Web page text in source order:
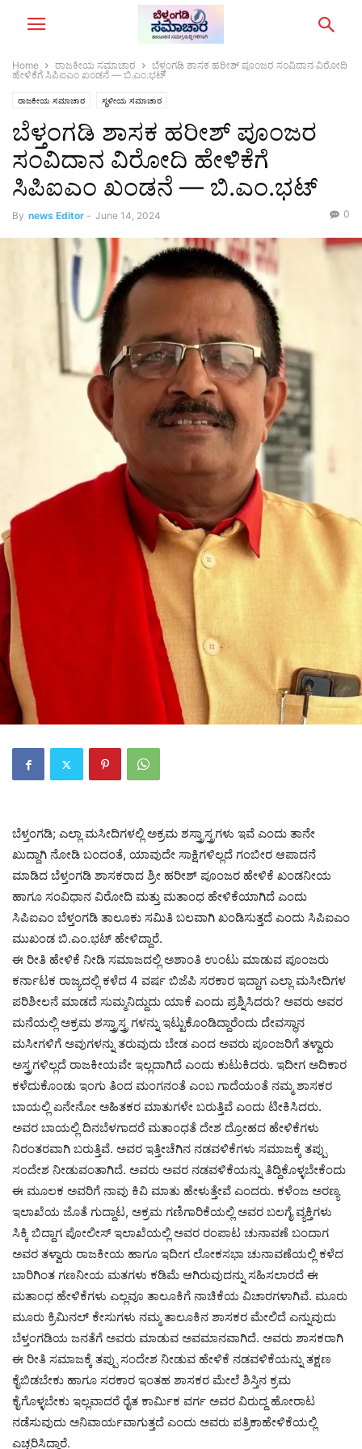
Home ರಾಜಕೀಯ ಸಮಾಚಾರ
ಬೆಳ್ತಂಗಡಿ ಶಾಸಕ ಹರೀಶ್ ಪೂಂಜರ ಸಂವಿದಾನ ವಿರೋದಿ
ಹೇಳಿಕೆಗೆ ಸಿಪಿಐಎಂ ಖಂಡನೆ — ಬಿ.ಎಂ.ಭಟ್
ರಾಜಕೀಯ ಸಮಾಚಾರ ಸ್ಥಳೀಯ ಸಮಾಚಾರ
ಬೆಳ್ತಂಗಡಿ ಶಾಸಕ ಹರೀಶ್ ಪೂಂಜರ
ಸಂವಿದಾನ ವಿರೋದಿ ಹೇಳಿಕೆಗೆ
ಸಿಪಿಐಎಂ ಖಂಡನೆ — ಬಿ.ಎಂ.ಭಟ್
By news Editor - June 14, 2024 0
ಬೆಳ್ತಂಗಡಿ; ಎಲ್ಲಾ ಮಸೀದಿಗಳಲ್ಲಿ ಅಕ್ರಮ ಶಸ್ತ್ರಾಸ್ತ್ರಗಳು ಇವೆ ಎಂದು ತಾನೇ
ಖುದ್ದಾಗಿ ನೋಡಿ ಬಂದಂತೆ, ಯಾವುದೇ ಸಾಕ್ಷಿಗಳಿಲ್ಲದೆ ಗಂಬೀರ ಆಪಾದನೆ
ಮಾಡಿದ ಬೆಳ್ತಂಗಡಿ ಶಾಸಕರಾದ ಶ್ರೀ ಹರೀಶ್ ಪೂಂಜರ ಹೇಳಿಕೆ ಖಂಡನೀಯ
ಹಾಗೂ ಸಂವಿಧಾನ ವಿರೋದಿ ಮತ್ತು ಮತಾಂಧ ಹೇಳಿಕೆಯಾಗಿದೆ ಎಂದು
ಸಿಪಿಐಎಂ ಬೆಳ್ತಂಗಡಿ ತಾಲೂಕು ಸಮಿತಿ ಬಲವಾಗಿ ಖಂಡಿಸುತ್ತದೆ ಎಂದು ಸಿಪಿಐಎಂ
ಮುಖಂಡ ಬಿ.ಎಂ.ಭಟ್ ಹೇಳಿದ್ದಾರೆ.
ಈ ರೀತಿ ಹೇಳಿಕೆ ನೀಡಿ ಸಮಾಜದಲ್ಲಿ ಅಶಾಂತಿ ಉಂಟು ಮಾಡುವ ಪೂಂಜರು
ಕರ್ನಾಟಕ ರಾಜ್ಯದಲ್ಲಿ ಕಳೆದ 4 ವರ್ಷ ಬಿಜೆಪಿ ಸರಕಾರ ಇದ್ದಾಗ ಎಲ್ಲಾ ಮಸೀದಿಗಳ
ಪರಿಶೀಲನೆ ಮಾಡದೆ ಸುಮ್ಮನಿದ್ದುದು ಯಾಕೆ ಎಂದು ಪ್ರಶ್ನಿಸಿದರು? ಅವರು ಅವರ
ಮನೆಯಲ್ಲಿ ಅಕ್ರಮ ಶಸ್ತ್ರಾಸ್ತ್ರ ಗಳನ್ನು ಇಟ್ಟುಕೊಂಡಿದ್ದಾರೆಂದು ದೇವಸ್ಥಾನ
ಮಸೀಗಳಿಗೆ ಅವುಗಳನ್ನು ತರುವುದು ಬೇಡ ಎಂದ ಅವರು ಪೂಂಜರಿಗೆ ತಳ್ವಾರು
ಅಸ್ತ್ರಗಳಿಲ್ಲದೆ ರಾಜಕೀಯವೇ ಇಲ್ಲದಾಗಿದೆ ಎಂದು ಕುಟುಕಿದರು. ಇದೀಗ ಅದಿಕಾರ
ಕಳೆದುಕೊಂಡು ಇಂಗು ತಿಂದ ಮಂಗನಂತೆ ಎಂಬ ಗಾದೆಯಂತೆ ನಮ್ಮ ಶಾಸಕರ
ಬಾಯಲ್ಲಿ ಏನೇನೋ ಅಹಿತಕರ ಮಾತುಗಳೇ ಬರುತ್ತಿವೆ ಎಂದು ಟೀಕಿಸಿದರು.
ಅವರ ಬಾಯಲ್ಲಿ ದಿನಬೆಳಗಾದರೆ ಮತಾಂಧತೆ ದೇಶ ದ್ರೋಹದ ಹೇಳಿಕೆಗಳು
ನಿರಂತರವಾಗಿ ಬರುತ್ತಿವೆ. ಅವರ ಇತ್ತೀಚೆಗಿನ ನಡವಳಿಕೆಗಳು ಸಮಾಜಕ್ಕೆ ತಪ್ಪು
ಸಂದೇಶ ನೀಡುವಂತಾಗಿದೆ. ಅವರು ಅವರ ನಡವಳಿಕೆಯನ್ನು ತಿದ್ದಿಕೊಳ್ಳಬೇಕೆಂದು
ಈ ಮೂಲಕ ಅವರಿಗೆ ನಾವು ಕಿವಿ ಮಾತು ಹೇಳುತ್ತೇವೆ ಎಂದರು. ಕಳೆಂಜ ಅರಣ್ಯ
ಇಲಾಖೆಯ ಜೊತೆ ಗುದ್ದಾಟ, ಅಕ್ರಮ ಗಣಿಗಾರಿಕೆಯಲ್ಲಿ ಅವರ ಬಲಗೈ ವ್ಯಕ್ತಿಗಳು
ಸಿಕ್ಕಿ ಬಿದ್ದಾಗ ಪೋಲೀಸ್ ಇಲಾಖೆಯಲ್ಲಿ ಅವರ ರಂಪಾಟ ಚುನಾವಣೆ ಬಂದಾಗ
ಅವರ ತಳ್ವಾರು ರಾಜಕೀಯ ಹಾಗೂ ಇದೀಗ ಲೋಕಸಭಾ ಚುನಾವಣೆಯಲ್ಲಿ ಕಳೆದ
ಬಾರಿಗಿಂತ ಗಣನೀಯ ಮತಗಳು ಕಡಿಮೆ ಆಗಿರುವುದನ್ನು ಸಹಿಸಲಾರದೆ ಈ
ಮತಾಂಧ ಹೇಳಿಕೆಗಳು ಎಲ್ಲವೂ ತಾಲೂಕಿಗೆ ನಾಚಿಕೆಯ ವಿಚಾರಗಳಾಗಿವೆ. ಮೂರು
ಮೂರು ಕ್ರಿಮಿನಲ್ ಕೇಸುಗಳು ನಮ್ಮ ತಾಲೂಕಿನ ಶಾಸಕರ ಮೇಲಿದೆ ಎನ್ನುವುದು
ಬೆಳ್ತಂಗಡಿಯ ಜನತೆಗೆ ಅವರು ಮಾಡುವ ಅವಮಾನವಾಗಿದೆ. ಅವರು ಶಾಸಕರಾಗಿ
ಈ ರೀತಿ ಸಮಾಜಕ್ಕೆ ತಪ್ಪು ಸಂದೇಶ ನೀಡುವ ಹೇಳಿಕೆ ನಡವಳಿಕೆಯನ್ನು ತಕ್ಷಣ
ಕೈಬಿಡಬೇಕು ಹಾಗೂ ಸರಕಾರ ಇಂತಹ ಶಾಸಕರ ಮೇಲೆ ಶಿಸ್ತಿನ ಕ್ರಮ
ಕೈಗೊಳ್ಳಬೇಕು ಇಲ್ಲವಾದರೆ ರೈತ ಕಾರ್ಮಿಕ ವರ್ಗ ಅವರ ವಿರುದ್ದ ಹೋರಾಟ
ನಡೆಸುವುದು ಅನಿವಾರ್ಯವಾಗುತ್ತದೆ ಎಂದು ಅವರು ಪತ್ರಿಕಾಹೇಳಿಕೆಯಲ್ಲಿ
ಎಚ್ಚರಿಸಿದ್ದಾರೆ.